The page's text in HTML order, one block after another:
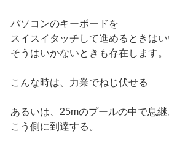
パソコンのキーボードを
スイスイタッチして進めるときはい
そうはいかないときも存在します。
こんな時は、力業でねじ伏せる
あるいは、25mのプールの中で息
こう側に到達する。